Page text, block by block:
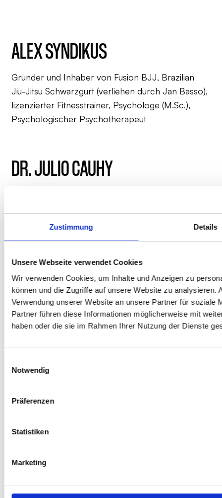
Zustimmung Details
Unsere Webseite verwendet Cookies
Wir verwenden Cookies, um Inhalte und Anzeigen zu
können und die Zugriffe auf unsere Website zu analysieren.
Verwendung unserer Website an unsere Partner für soziale
Partner führen diese Informationen möglicherweise mit
haben oder die sie im Rahmen Ihrer Nutzung der Dienste
Notwendig
Präferenzen
Statistiken
Marketing
ALEX SYNDIKUS
Gründer und Inhaber von Fusion BJJ, Brazilian
Jiu-Jitsu Schwarzgurt (verliehen durch Jan Basso),
lizenzierter Fitnesstrainer, Psychologe (M.Sc.),
Psychologischer Psychotherapeut
DR. JULIO CAUHY
(M.Sc.), aktuell im Promotionsprogramm des Max-
STÉPHANE FERNANDES
Brazilian Jiu-Jitsu Braungurt (verliehen durch Julio
Cauhy und Alex Syndikus), Lehrer (B.Sc.), aktuell im
Cauhy und Alex Syndikus), IT-Systemingenieur
DANILO DINIZ